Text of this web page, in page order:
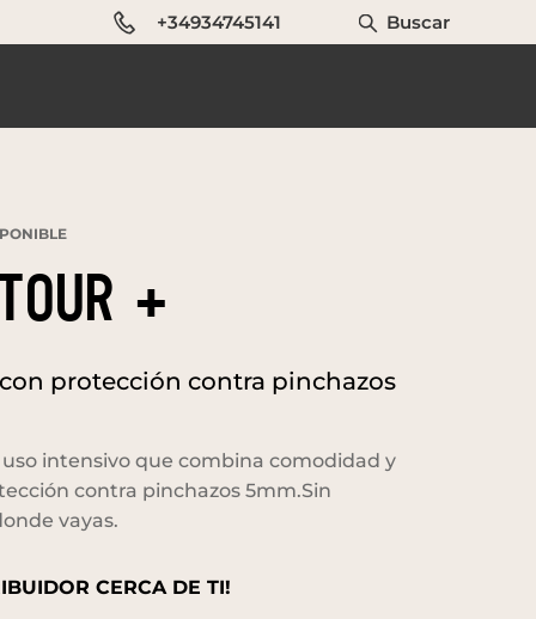
+34934745141 Buscar
+
protección contra pinchazos
intensivo que combina comodidad y
contra pinchazos 5mm.Sin
vayas.
CERCA DE TI!